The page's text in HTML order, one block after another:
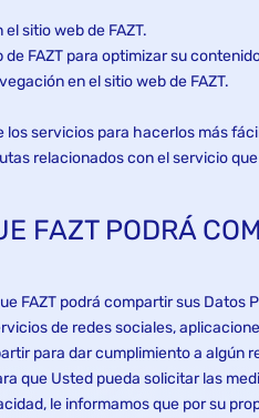
sitio web de FAZT.
de FAZT para optimizar su
en el sitio web de FAZT.
los servicios para hacerlos más
relacionados con el servicio
FAZT PODRÁ
FAZT podrá compartir sus
de redes sociales,
para dar cumplimiento a
que Usted pueda solicitar las
le informamos que por su